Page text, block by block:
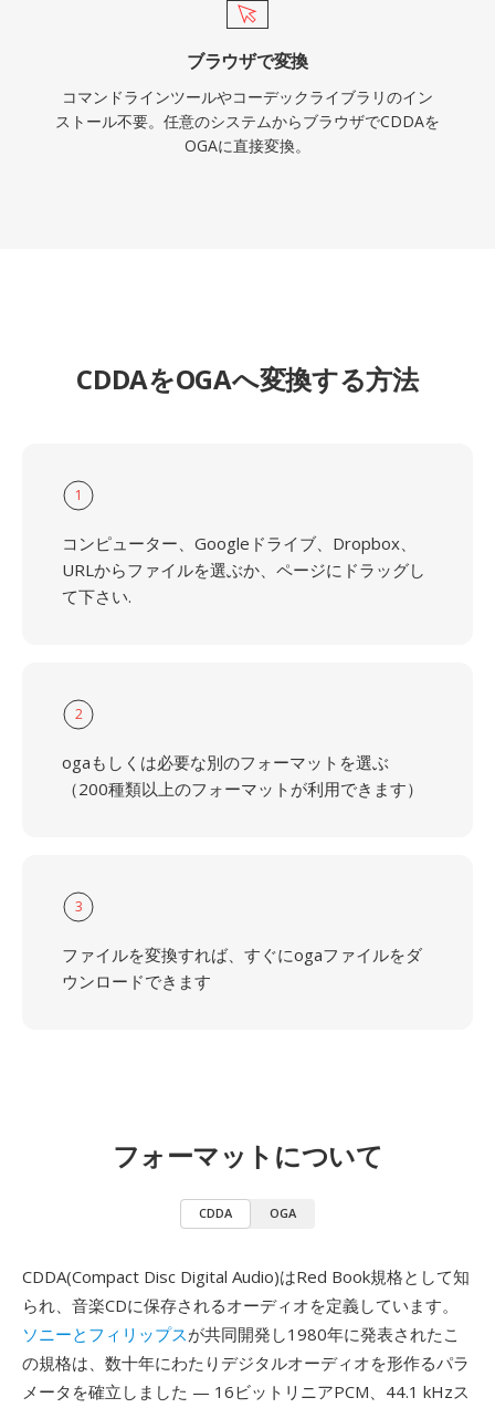
ブラウザで変換
コマンドラインツールやコーデックライブラリのイン
ストール不要。任意のシステムからブラウザでCDDAを
OGAに直接変換。
CDDAをOGAへ変換する方法
1
コンピューター、Googleドライブ、Dropbox、
URLからファイルを選ぶか、ページにドラッグし
て下さい.
2
ogaもしくは必要な別のフォーマットを選ぶ
（200種類以上のフォーマットが利用できます）
3
ファイルを変換すれば、すぐにogaファイルをダ
ウンロードできます
フォーマットについて
CDDA OGA
CDDA(Compact Disc Digital Audio)はRed Book規格として知
られ、音楽CDに保存されるオーディオを定義しています。
ソニーとフィリップスが共同開発し1980年に発表されたこ
の規格は、数十年にわたりデジタルオーディオを形作るパラ
メータを確立しました — 16ビットリニアPCM、44.1 kHzス